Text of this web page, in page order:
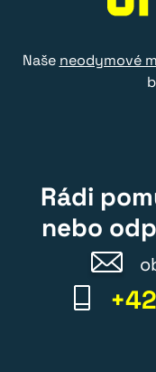
Naše neodymové
Rádi
nebo